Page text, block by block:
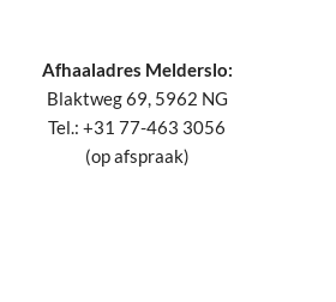
Afhaaladres Melderslo:
Blaktweg 69, 5962 NG
Tel.: +31 77-463 3056
(op afspraak)